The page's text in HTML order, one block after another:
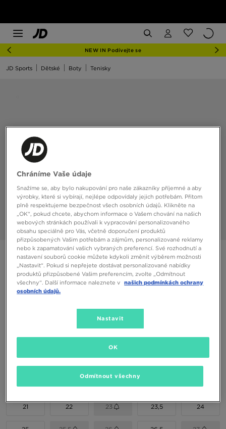
NEW IN Podívejte se
JD Sports Dětské Boty Tenisky
ADIDAS HANDBALL SPEZIAL CF EL I
990 Kč
1090 Kč -9%
(Nejnižší cena za posledních 30 dní)
Vyberte velikost
21 22 23 23,5 24
Chráníme Vaše údaje
Snažíme se, aby bylo nakupování pro naše zákazníky příjemné a aby
výrobky, které si vybírají, nejlépe odpovídaly jejich potřebám. Přitom
plně respektujeme bezpečnost všech osobních údajů. Klikněte na
„OK“, pokud chcete, abychom informace o Vašem chování na našich
webových stránkách používali k vypracování personalizovaného
obsahu speciálně pro Vás, včetně doporučení produktů
přizpůsobených Vašim potřebám a zájmům, personalizované reklamy
nebo k zapamatování vašich vybraných preferencí. Své rozhodnutí a
nastavení souborů cookie můžete kdykoli změnit výběrem možnosti
„Nastavit“. Pokud si nepřejete dostávat personalizované nabídky
produktů přizpůsobené Vašim preferencím, zvolte „Odmítnout
všechny“. Další informace naleznete v našich podmínkách ochrany
osobních údajů.
Nastavit
Odmítnout všechny
OK